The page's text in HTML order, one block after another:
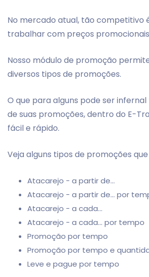
No mercado atual, tão competitivo
trabalhar com preços
Nosso módulo de promoção
diversos tipos de promoções.
O que para alguns pode ser
de suas promoções, dentro do E-
fácil e rápido.
Veja alguns tipos de promoções
Atacarejo - a partir de...
Atacarejo - a partir de... por
Atacarejo - a cada...
Atacarejo - a cada... por tempo
Promoção por tempo
Promoção por tempo e
Leve e pague por tempo